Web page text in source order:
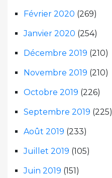
Février 2020 (269)
Janvier 2020 (254)
Décembre 2019 (210)
Novembre 2019 (210)
Octobre 2019 (226)
Septembre 2019 (225)
Août 2019 (233)
Juillet 2019 (105)
Juin 2019 (151)